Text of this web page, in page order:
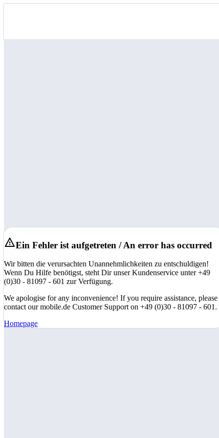
Ein Fehler ist aufgetreten / An error has occurred
Wir bitten die verursachten Unannehmlichkeiten zu entschuldigen!
Wenn Du Hilfe benötigst, steht Dir unser Kundenservice unter +49
(0)30 - 81097 - 601 zur Verfügung.
We apologise for any inconvenience! If you require assistance, please
contact our mobile.de Customer Support on +49 (0)30 - 81097 - 601.
Homepage